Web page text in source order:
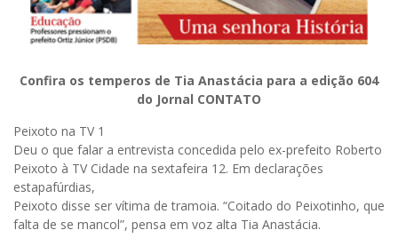
Confira os temperos de Tia Anastácia para a edição 604
do Jornal CONTATO
Peixoto na TV 1
Deu o que falar a entrevista concedida pelo ex-prefeito Roberto
Peixoto à TV Cidade na sextafeira 12. Em declarações
estapafúrdias,
Peixoto disse ser vítima de tramoia. “Coitado do Peixotinho, que
falta de se mancol”, pensa em voz alta Tia Anastácia.